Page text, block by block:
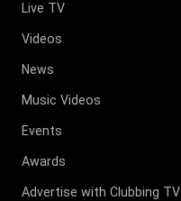
Live TV
Videos
News
Music Videos
Events
Awards
Advertise with Clubbing TV